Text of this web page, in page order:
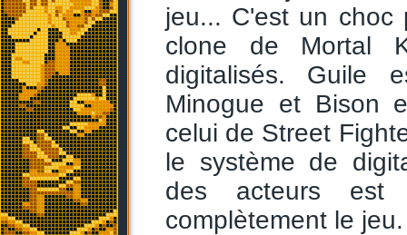
jeu... C'est un choc
clone de Mortal
digitalisés. Guile
Minogue et Bison
celui de Street
le système de
des acteurs est
complètement le jeu.